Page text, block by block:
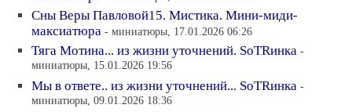
Сны Веры Павловой15. Мистика. Мини-миди-
максиатюра - миниатюры, 17.01.2026 06:26
Тяга Мотина... из жизни уточнений. SoTRинка -
миниатюры, 15.01.2026 19:56
Мы в ответе.. из жизни уточнений... SoTRинка -
миниатюры, 09.01.2026 18:36